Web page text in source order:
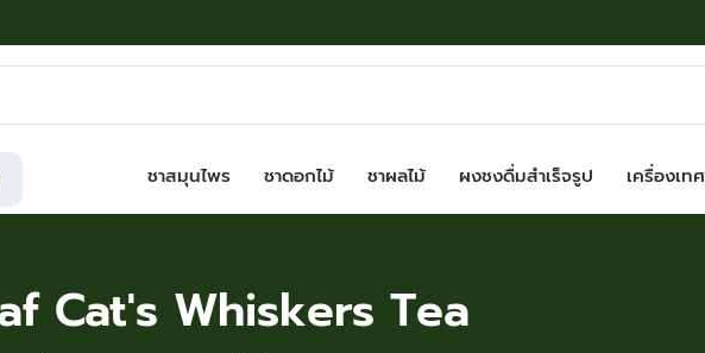
ชาสมุนไพร ชาดอกไม้ ชาผลไม้ ผงชงดื่มสำเร็จรูป เครื่องเทศ
Cat's Whiskers Tea